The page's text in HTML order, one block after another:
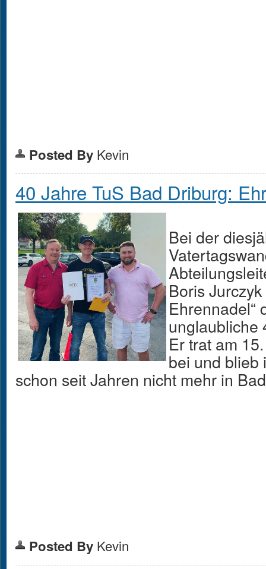
Posted By Kevin
40 Jahre TuS Bad Driburg:
Bei der
Boris
Ehrennadel“
unglaubliche
Er trat am
bei und blieb
schon seit Jahren nicht mehr in
Posted By Kevin